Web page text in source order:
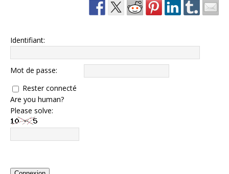
Identifiant:
Mot de passe:
Rester connecté
Are you human?
Please solve: